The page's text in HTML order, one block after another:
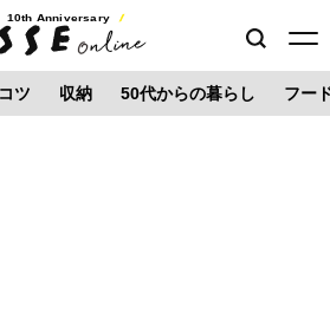
10th Anniversary
ツ 収納 50代からの暮らし フー